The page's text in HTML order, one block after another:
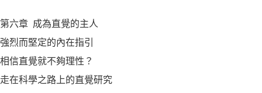
第六章 成為直覺的主人
強烈而堅定的內在指引
相信直覺就不夠理性？
走在科學之路上的直覺研究